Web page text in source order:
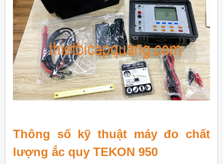
Thông số kỹ thuật máy đo chất
lượng ắc quy TEKON 950